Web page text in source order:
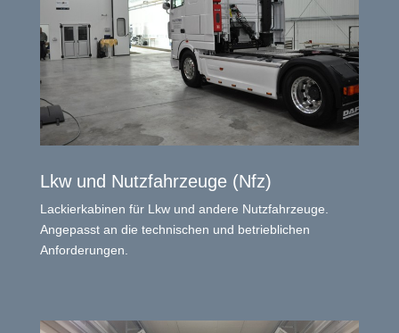
Lkw und Nutzfahrzeuge (Nfz)
Lackierkabinen für Lkw und andere Nutzfahrzeuge.
Angepasst an die technischen und betrieblichen
Anforderungen.